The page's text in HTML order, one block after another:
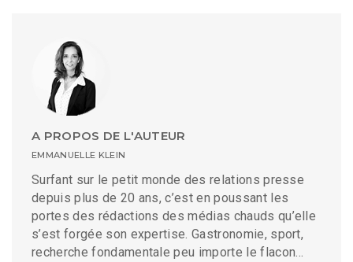
A PROPOS DE L'AUTEUR
EMMANUELLE KLEIN
Surfant sur le petit monde des relations presse
depuis plus de 20 ans, c’est en poussant les
portes des rédactions des médias chauds qu’elle
s’est forgée son expertise. Gastronomie, sport,
recherche fondamentale peu importe le flacon…